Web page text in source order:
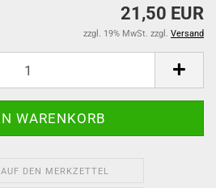
21,50 EUR
zzgl. 19% MwSt. zzgl. Versand
AUF DEN MERKZETTEL